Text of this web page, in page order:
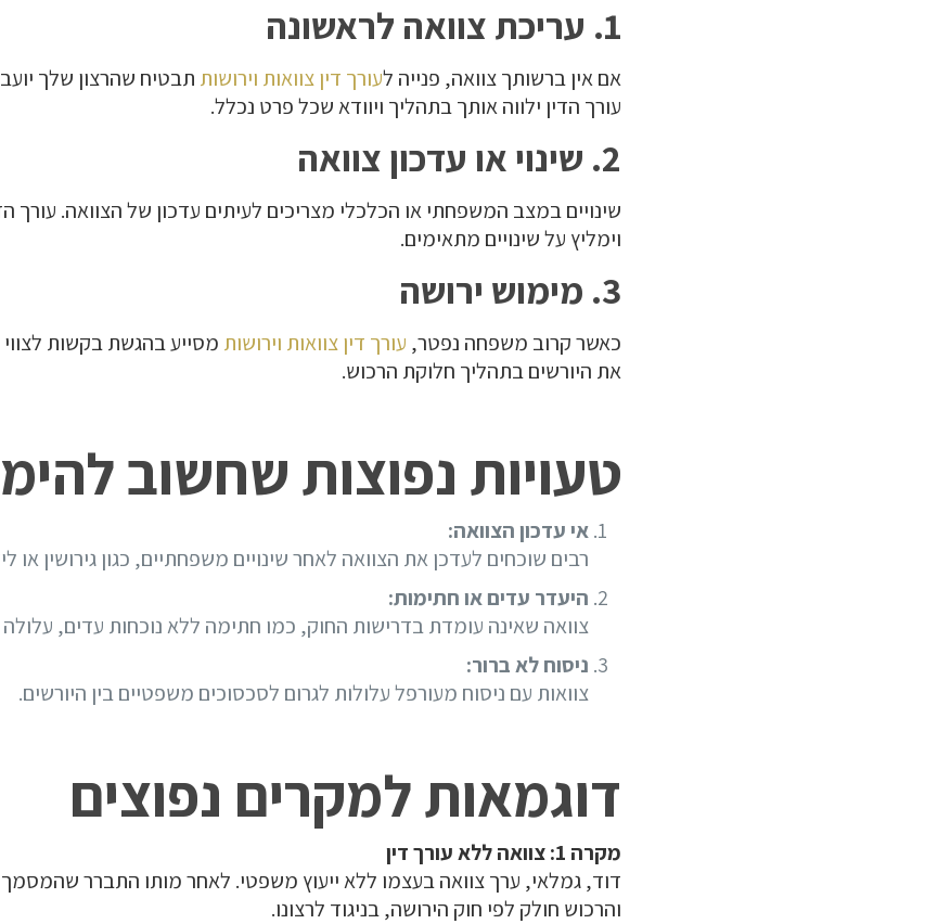
1. עריכת צוואה לראשונה
אם אין ברשותך צוואה, פנייה לעורך דין צוואות וירושות תבטיח שהרצון שלך
עורך הדין ילווה אותך בתהליך ויוודא שכל פרט נכלל.
2. שינוי או עדכון צוואה
שינויים במצב המשפחתי או הכלכלי מצריכים לעיתים עדכון של הצוואה. עורך
וימליץ על שינויים מתאימים.
3. מימוש ירושה
כאשר קרוב משפחה נפטר, עורך דין צוואות וירושות מסייע בהגשת בקשות לצווי
את היורשים בתהליך חלוקת הרכוש.
טעויות נפוצות שחשוב
אי עדכון הצוואה:
רבים שוכחים לעדכן את הצוואה לאחר שינויים משפחתיים, כגון גירושין או
היעדר עדים או חתימות:
צוואה שאינה עומדת בדרישות החוק, כמו חתימה ללא נוכחות עדים,
ניסוח לא ברור:
צוואות עם ניסוח מעורפל עלולות לגרום לסכסוכים משפטיים בין היורשים.
דוגמאות למקרים נפוצים
מקרה 1: צוואה ללא עורך דין
דוד, גמלאי, ערך צוואה בעצמו ללא ייעוץ משפטי. לאחר מותו התברר
והרכוש חולק לפי חוק הירושה, בניגוד לרצונו.